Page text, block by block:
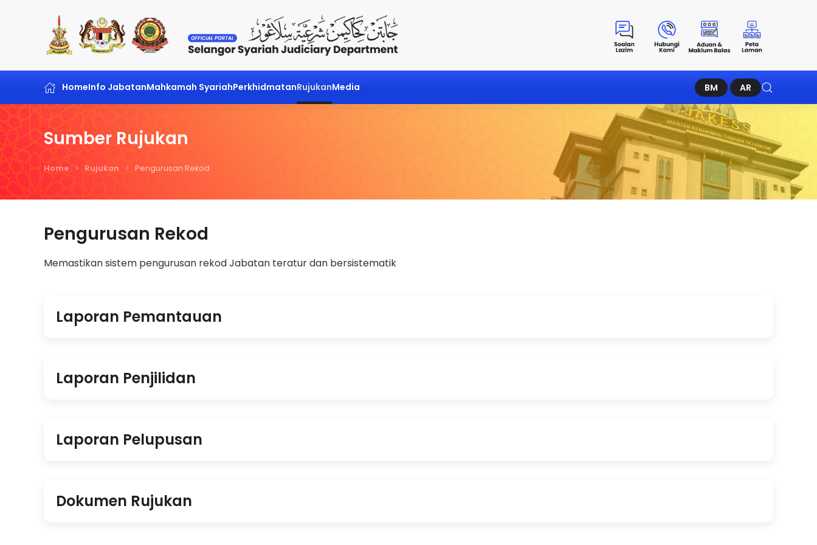
Skip to main content
HomeInfo JabatanMahkamah SyariahPerkhidmatanRujukanMedia BM AR
Sumber Rujukan
Home Rujukan Pengurusan Rekod
Pengurusan Rekod
Memastikan sistem pengurusan rekod Jabatan teratur dan bersistematik
Laporan Pemantauan
Laporan Penjilidan
Laporan Pelupusan
Dokumen Rujukan